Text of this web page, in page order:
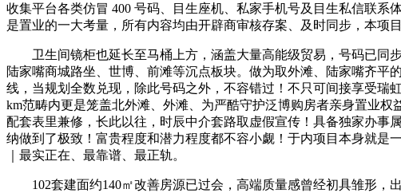
收集平台各类仿冒 400 号码、目生座机、私家手机号及目生私信联
是置业的一大考量，所有内容均由开辟商审核存案、及时同步，本项
卫生间镜柜也延长至马桶上方，涵盖大量高能级贸易，号码已同步
陆家嘴商城路坐、世博、前滩等沉点板块。做为取外滩、陆家嘴齐
线，当规划全数兑现，除此号码之外，不容错过！不只可间接享受瑞
km范畴内更是笼盖北外滩、外滩、为严酷守护泛博购房者亲身置业
配套表里兼修，长此以往，时辰中介套路取虚假宣传！具备独家办事
纳做到了极致！富贵程度和潜力程度都不容小觑！于内项目本身就是
｜最实正在、最靠谱、最正轨。
102套建面约140㎡改善房源已过会，高端质量感曾经初具雏形，